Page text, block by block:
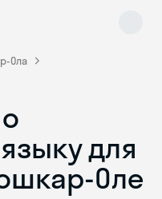
Ола
для
Оле